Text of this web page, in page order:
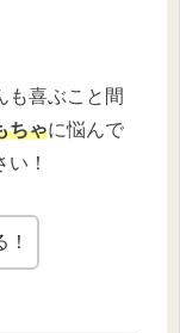
も喜ぶこと間
ちゃに悩んで
！